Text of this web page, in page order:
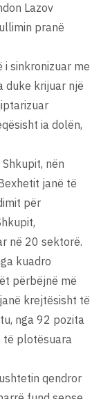
Lazov
pranë
sinkronizuar me
duke krijuar një
ia dolën,
nën
janë të
për
në 20 sektorë.
kuadro
përbëjnë më
krejtësisht të
nga 92 pozita
të plotësuara
qendror